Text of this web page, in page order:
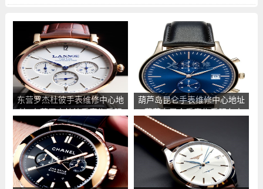
东营罗杰杜彼手表维修中心地
址_东营罗杰杜彼手表售后服
务点查询
葫芦岛昆仑手表维修中心地址
_葫芦岛昆仑手表售后服务点